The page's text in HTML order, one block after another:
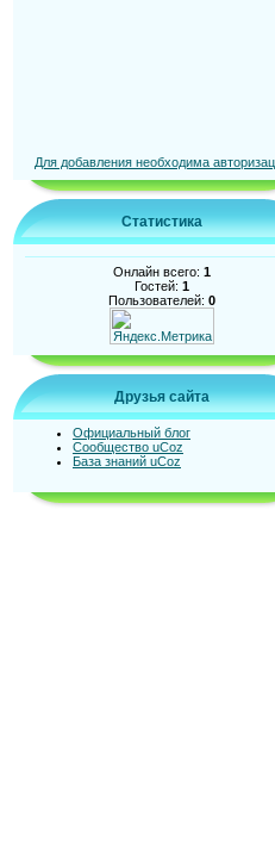
Для добавления необходима
Статистика
Онлайн всего: 1
Гостей: 1
Пользователей: 0
Друзья сайта
Официальный блог
Сообщество uCoz
База знаний uCoz